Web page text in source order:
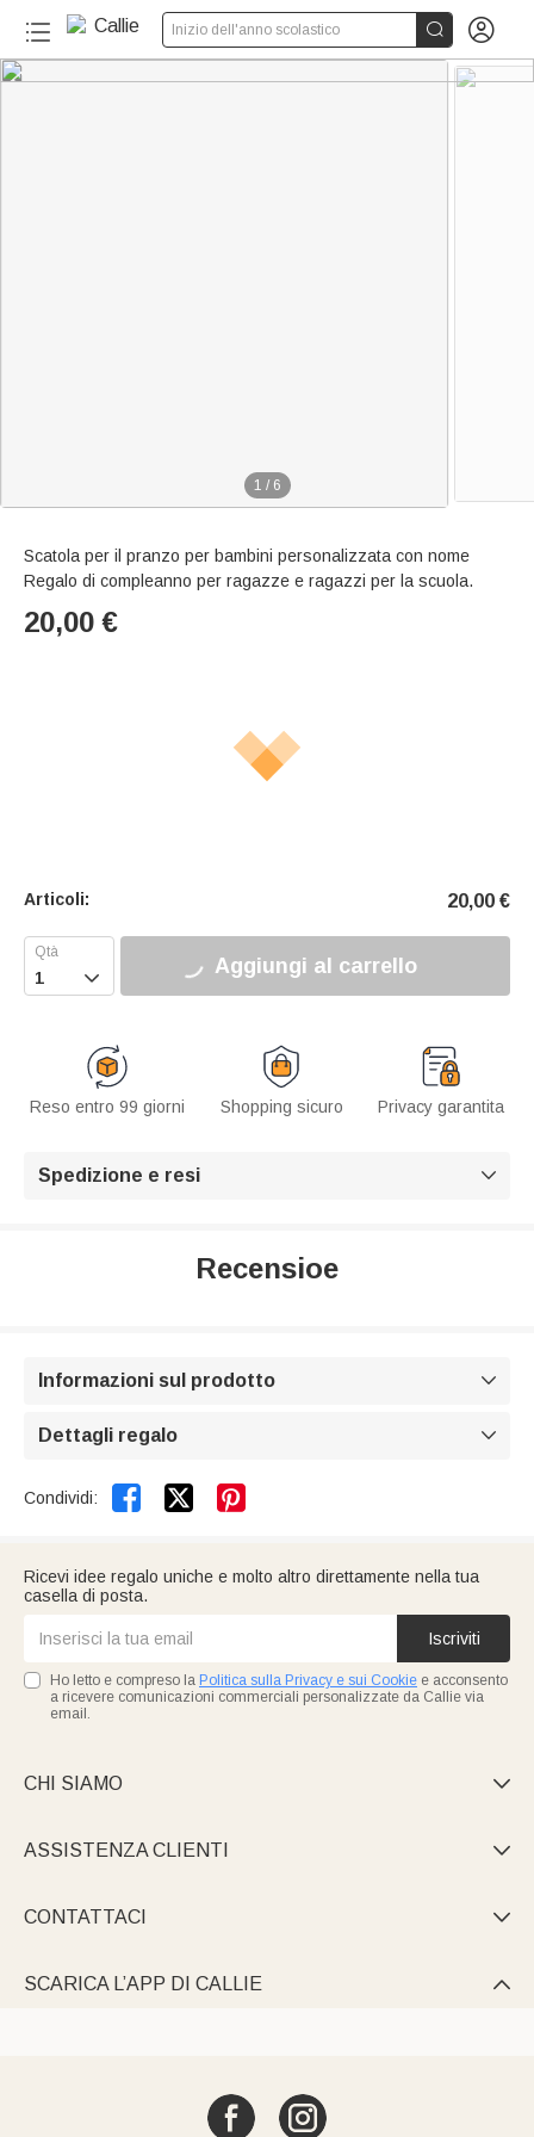
Inizio dell'anno scolastico  
1 / 6
Scatola per il pranzo per bambini personalizzata con nome
Regalo di compleanno per ragazze e ragazzi per la scuola.
20,00 €
Articoli: 20,00 €
 Aggiungi al carrello
Reso entro 99 giorni Shopping sicuro Privacy garantita
Spedizione e resi 
Recensioe
Informazioni sul prodotto 
Dettagli regalo 
Condividi:  
Ricevi idee regalo uniche e molto altro direttamente nella tua
casella di posta.
Iscriviti
Ho letto e compreso la Politica sulla Privacy e sui Cookie e acconsento
a ricevere comunicazioni commerciali personalizzate da Callie via
email.
CHI SIAMO 
ASSISTENZA CLIENTI 
CONTATTACI 
SCARICA L’APP DI CALLIE 